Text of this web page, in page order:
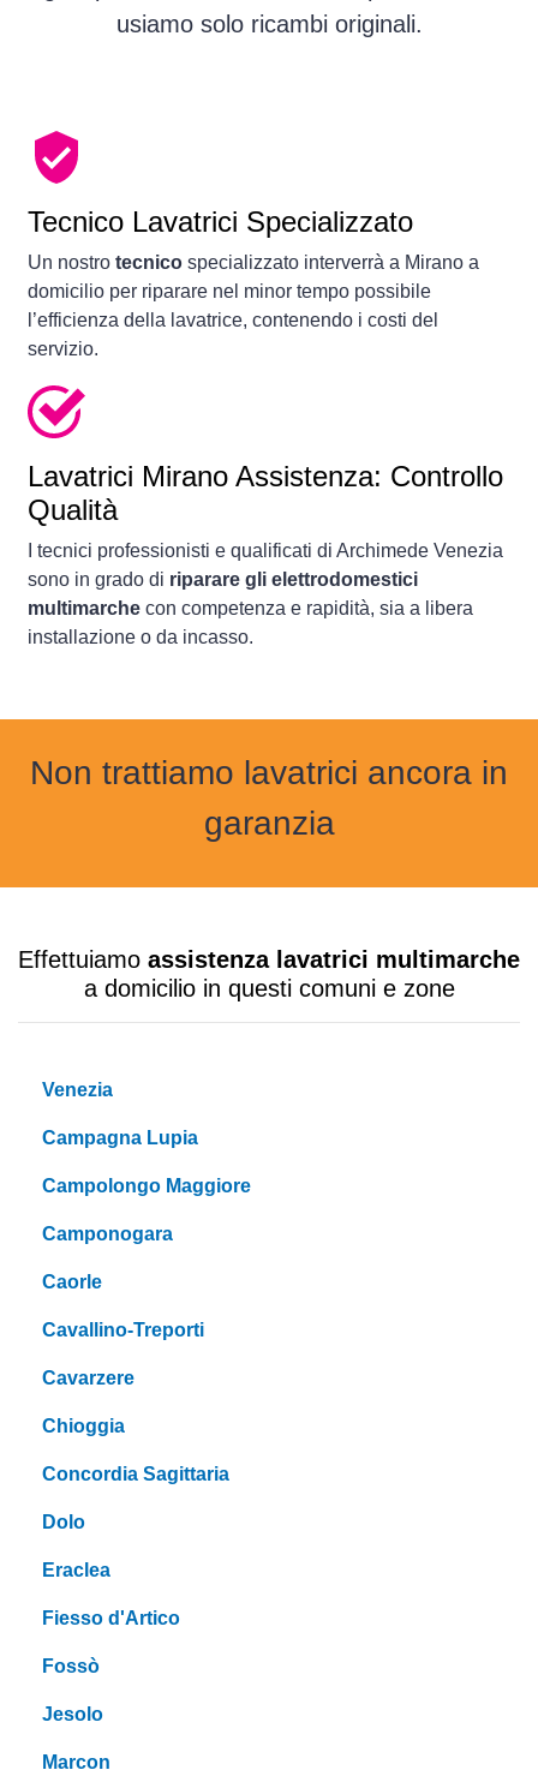
usiamo solo ricambi originali.
Tecnico Lavatrici Specializzato
Un nostro tecnico specializzato interverrà a Mirano a
domicilio per riparare nel minor tempo possibile
l’efficienza della lavatrice, contenendo i costi del
servizio.
Lavatrici Mirano Assistenza: Controllo
Qualità
I tecnici professionisti e qualificati di Archimede Venezia
sono in grado di riparare gli elettrodomestici
multimarche con competenza e rapidità, sia a libera
installazione o da incasso.
Non trattiamo lavatrici ancora in
garanzia
Effettuiamo assistenza lavatrici multimarche
a domicilio in questi comuni e zone
Venezia
Campagna Lupia
Campolongo Maggiore
Camponogara
Caorle
Cavallino-Treporti
Cavarzere
Chioggia
Concordia Sagittaria
Dolo
Eraclea
Fiesso d'Artico
Fossò
Jesolo
Marcon